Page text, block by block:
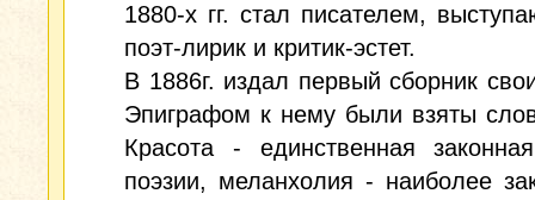
1880-х гг. стал писателем,
поэт-лирик и критик-эстет.
В 1886г. издал первый сборник
Эпиграфом к нему были взяты
Красота - единственная
поэзии, меланхолия - наиболее